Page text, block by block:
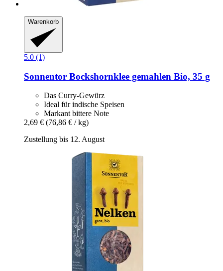
Warenkorb
5.0 (1)
Sonnentor Bockshornklee gemahlen Bio, 35 g
Das Curry-Gewürz
Ideal für indische Speisen
Markant bittere Note
2,69 € (76,86 € / kg)
Zustellung bis 12. August